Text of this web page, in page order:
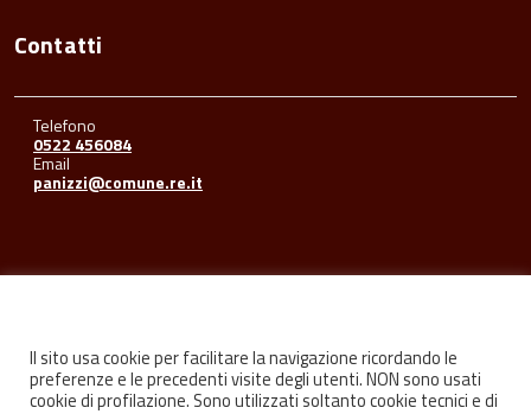
Contatti
Telefono
0522 456084
Email
panizzi@comune.re.it
FacebookYoutubeInstagram
Il sito usa cookie per facilitare la navigazione ricordando le
preferenze e le precedenti visite degli utenti. NON sono usati
cookie di profilazione. Sono utilizzati soltanto cookie tecnici e di